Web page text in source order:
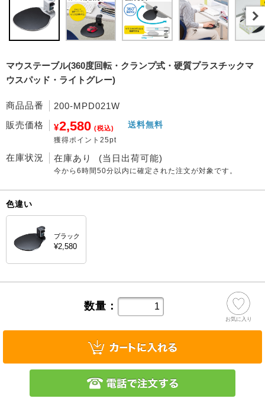
マウステーブル(360度回転・クランプ式・硬質プラスチックマ
ウスパッド・ライトグレー)
商品品番
200-MPD021W
販売価格
¥2,580 (税込)
獲得ポイント25pt
送料無料
在庫状況 在庫あり (当日出荷可能)
今から6時間50分 以内に確定された注文が対象です。
色違い
ブラック
¥2,580
数量：
お気に入り